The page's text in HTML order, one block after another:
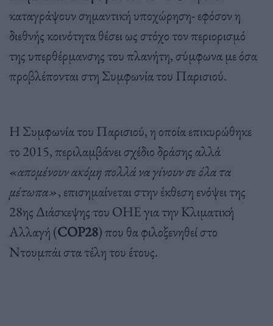
καταγράψουν σημαντική υποχώρηση- εφόσον η
διεθνής κοινότητα θέσει ως στόχο τον περιορισμό
της υπερθέρμανσης του πλανήτη, σύμφωνα με όσα
προβλέπονται στη Συμφωνία του Παρισιού.
Η Συμφωνία του Παρισιού, η οποία επικυρώθηκε
το 2015, περιλαμβάνει σχέδιο δράσης αλλά
«απομένουν ακόμη πολλά να γίνουν σε όλα τα
μέτωπα», επισημαίνεται στην έκθεση ενόψει της
28ης Διάσκεψης του ΟΗΕ για την Κλιματική
Αλλαγή (COP28) που θα φιλοξενηθεί στο
Ντουμπάι στα τέλη του έτους.